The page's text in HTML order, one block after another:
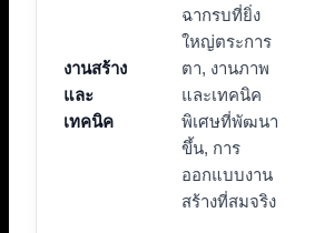
งานสร้าง
และ
เทคนิค
ฉากรบที่ยิ่ง
ใหญ่ตระการ
ตา, งานภาพ
และเทคนิค
พิเศษที่พัฒนา
ขึ้น, การ
ออกแบบงาน
สร้างที่สมจริง